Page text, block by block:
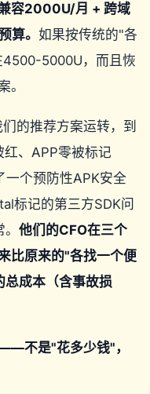
容2000U/月 + 跨域
算。 如果按传统的"各
4500-5000U，而且恢
。
的推荐方案运转，到
、APP零被标记
一个预防性APK安全
标记的第三方SDK问
他们的CFO在三个
比原来的"各找一个便
成本（含事故损
不是"花多少钱"，